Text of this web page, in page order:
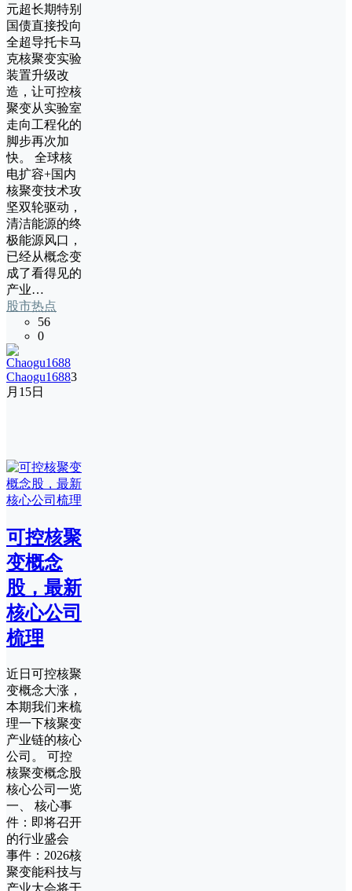
元超长期特别
国债直接投向
全超导托卡马
克核聚变实验
装置升级改
造，让可控核
聚变从实验室
走向工程化的
脚步再次加
快。 全球核
电扩容+国内
核聚变技术攻
坚双轮驱动，
清洁能源的终
极能源风口，
已经从概念变
成了看得见的
产业…
股市热点
56
0
Chaogu16883
月15日
可控核聚
变概念
股，最新
核心公司
梳理
近日可控核聚
变概念大涨，
本期我们来梳
理一下核聚变
产业链的核心
公司。 可控
核聚变概念股
核心公司一览
一、 核心事
件：即将召开
的行业盛会
事件：2026核
聚变能科技与